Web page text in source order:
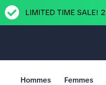
LIMITED TIME
Hommes Femmes